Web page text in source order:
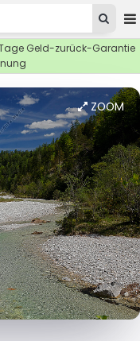
Geld-zurück-Garantie
ZOOM